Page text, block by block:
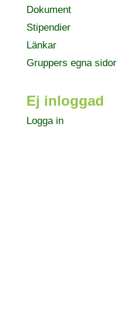
Dokument
Stipendier
Länkar
Gruppers egna sidor
Ej inloggad
Logga in